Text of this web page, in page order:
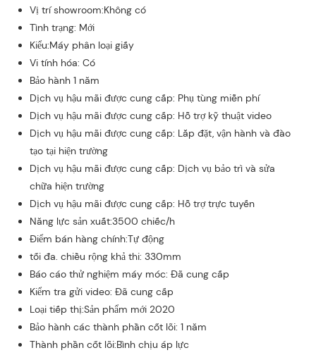
Vị trí showroom:Không có
Tình trạng: Mới
Kiểu:Máy phân loại giấy
Vi tính hóa: Có
Bảo hành 1 năm
Dịch vụ hậu mãi được cung cấp: Phụ tùng miễn phí
Dịch vụ hậu mãi được cung cấp: Hỗ trợ kỹ thuật video
Dịch vụ hậu mãi được cung cấp: Lắp đặt, vận hành và đào
tạo tại hiện trường
Dịch vụ hậu mãi được cung cấp: Dịch vụ bảo trì và sửa
chữa hiện trường
Dịch vụ hậu mãi được cung cấp: Hỗ trợ trực tuyến
Năng lực sản xuất:3500 chiếc/h
Điểm bán hàng chính:Tự động
tối đa. chiều rộng khả thi: 330mm
Báo cáo thử nghiệm máy móc: Đã cung cấp
Kiểm tra gửi video: Đã cung cấp
Loại tiếp thị:Sản phẩm mới 2020
Bảo hành các thành phần cốt lõi: 1 năm
Thành phần cốt lõi:Bình chịu áp lực